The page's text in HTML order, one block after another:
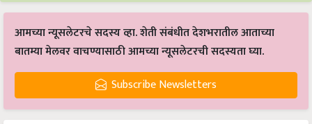
आमच्या न्यूसलेटरचे सदस्य व्हा. शेती संबंधीत देशभरातील आताच्या
बातम्या मेलवर वाचण्यासाठी आमच्या न्यूसलेटरची सदस्यता घ्या.
Subscribe Newsletters